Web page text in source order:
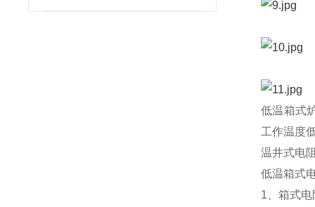
低温箱式
工作温度
温井式电
低温箱式
1、箱式